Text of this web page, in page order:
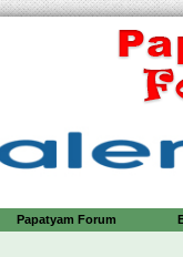
Papatyam Forum